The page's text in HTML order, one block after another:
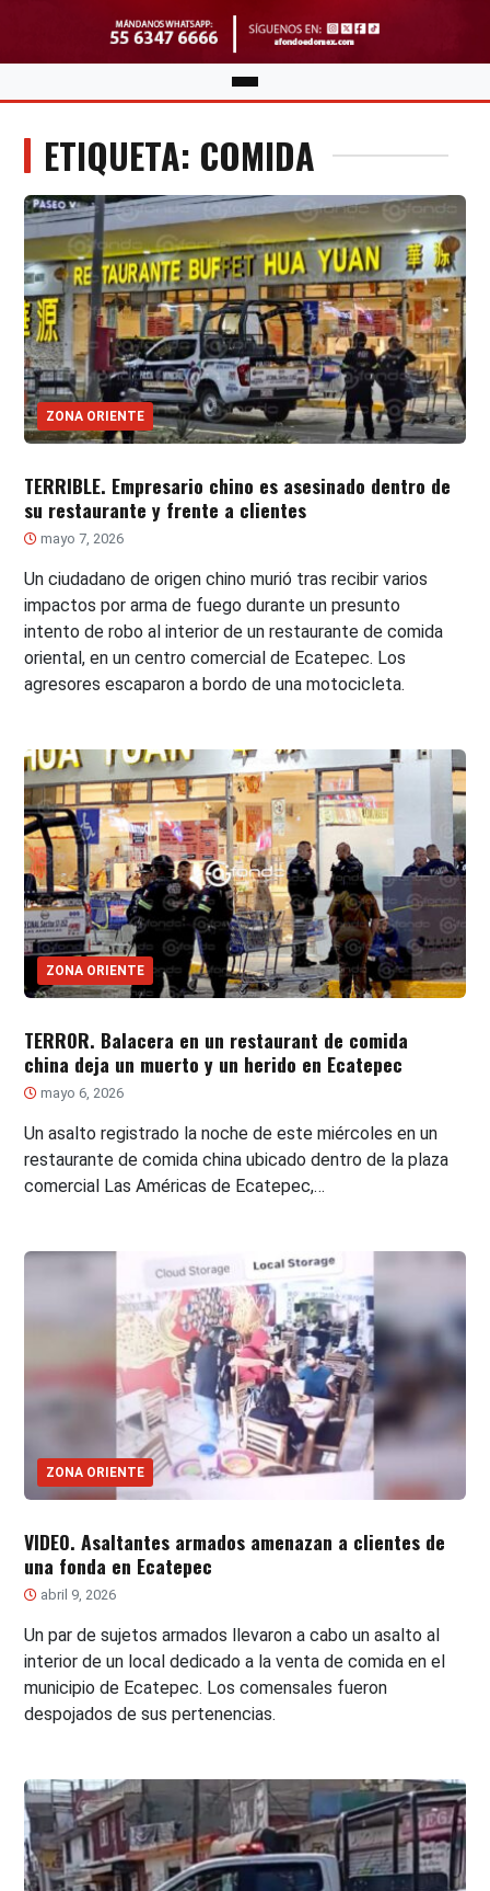
ETIQUETA: COMIDA
ZONA ORIENTE
TERRIBLE. Empresario chino es asesinado dentro de
su restaurante y frente a clientes
mayo 7, 2026
Un ciudadano de origen chino murió tras recibir varios
impactos por arma de fuego durante un presunto
intento de robo al interior de un restaurante de comida
oriental, en un centro comercial de Ecatepec. Los
agresores escaparon a bordo de una motocicleta.
ZONA ORIENTE
TERROR. Balacera en un restaurant de comida
china deja un muerto y un herido en Ecatepec
mayo 6, 2026
Un asalto registrado la noche de este miércoles en un
restaurante de comida china ubicado dentro de la plaza
comercial Las Américas de Ecatepec,…
ZONA ORIENTE
VIDEO. Asaltantes armados amenazan a clientes de
una fonda en Ecatepec
abril 9, 2026
Un par de sujetos armados llevaron a cabo un asalto al
interior de un local dedicado a la venta de comida en el
municipio de Ecatepec. Los comensales fueron
despojados de sus pertenencias.